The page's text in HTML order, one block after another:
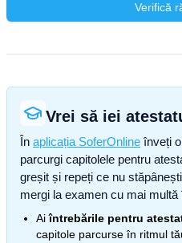
Verifică
Vrei să iei
În aplicația SoferOnline înveți
parcurgi capitolele pentru
greșit și repeți ce nu
mergi la examen cu mai multă
Aiîntrebările pentru
capitole parcurse în ritmul